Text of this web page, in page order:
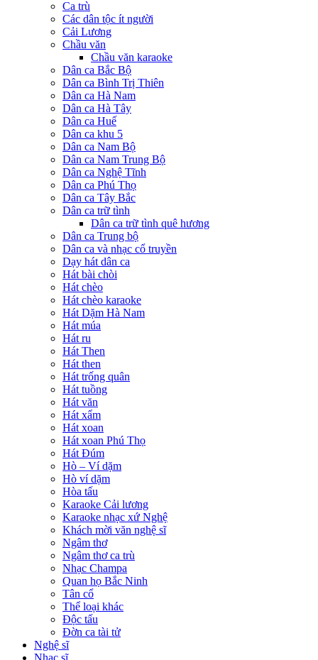
Ca trù
Các dân tộc ít người
Cải Lương
Chầu văn
Chầu văn karaoke
Dân ca Bắc Bộ
Dân ca Bình Trị Thiên
Dân ca Hà Nam
Dân ca Hà Tây
Dân ca Huế
Dân ca khu 5
Dân ca Nam Bộ
Dân ca Nam Trung Bộ
Dân ca Nghệ Tĩnh
Dân ca Phú Thọ
Dân ca Tây Bắc
Dân ca trữ tình
Dân ca trữ tình quê hương
Dân ca Trung bộ
Dân ca và nhạc cổ truyền
Dạy hát dân ca
Hát bài chòi
Hát chèo
Hát chèo karaoke
Hát Dặm Hà Nam
Hát múa
Hát ru
Hát Then
Hát then
Hát trống quân
Hát tuồng
Hát văn
Hát xẩm
Hát xoan
Hát xoan Phú Thọ
Hát Đúm
Hò – Ví dặm
Hò ví dặm
Hòa tấu
Karaoke Cải lương
Karaoke nhạc xứ Nghệ
Khách mời văn nghệ sĩ
Ngâm thơ
Ngâm thơ ca trù
Nhạc Champa
Quan họ Bắc Ninh
Tân cổ
Thể loại khác
Độc tấu
Đờn ca tài tử
Nghệ sĩ
Nhạc sĩ